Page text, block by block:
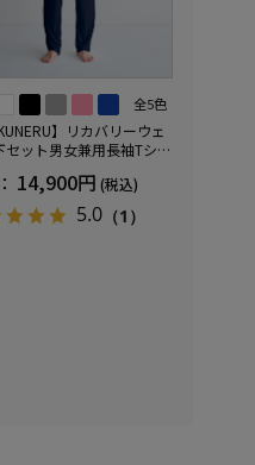
全5色
】リカバリーウェ
セット男女兼用長袖Tシャ
線快眠NANOMIX(R)【一
機器】SS～LLサイズ
14,900円 (税込)
5.0 （1）